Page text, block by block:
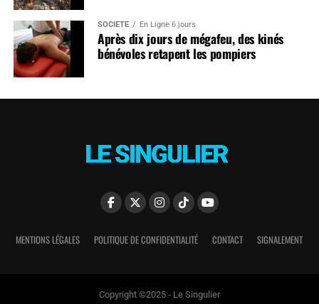
SOCIÉTÉ En Ligne 6 jours
Après dix jours de mégafeu, des kinés
bénévoles retapent les pompiers
MENTIONS LÉGALES POLITIQUE DE CONFIDENTIALITÉ CONTACT SIGNALEMENT
Copyright ©2025 - Le Singulier